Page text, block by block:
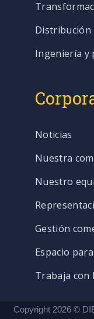
Distribución
Ingeniería y
Noticias
Nuestra
Nuestro
Gestión
Espacio
Trabaja con
Copyright 2026 ©